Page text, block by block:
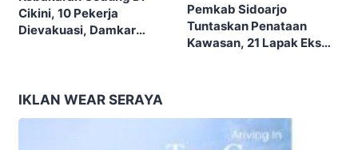
Cikini, 10 Pekerja
Dievakuasi, Damkar
Pemkab Sidoarjo
Tuntaskan Penataan
Kawasan, 21 Lapak Eks
IKLAN WEAR SERAYA